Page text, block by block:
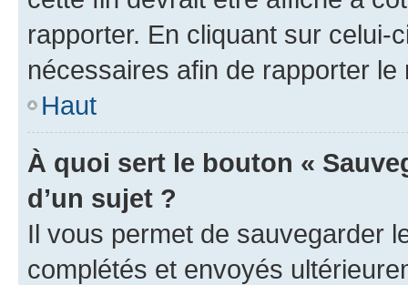
rapporter. En cliquant sur
nécessaires afin de rapporter le
Haut
À quoi sert le bouton «
d’un sujet ?
Il vous permet de sauvegarder
complétés et envoyés